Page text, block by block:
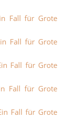
Fall für Grote
Fall für Grote
Fall für Grote
Fall für Grote
Fall für Grote